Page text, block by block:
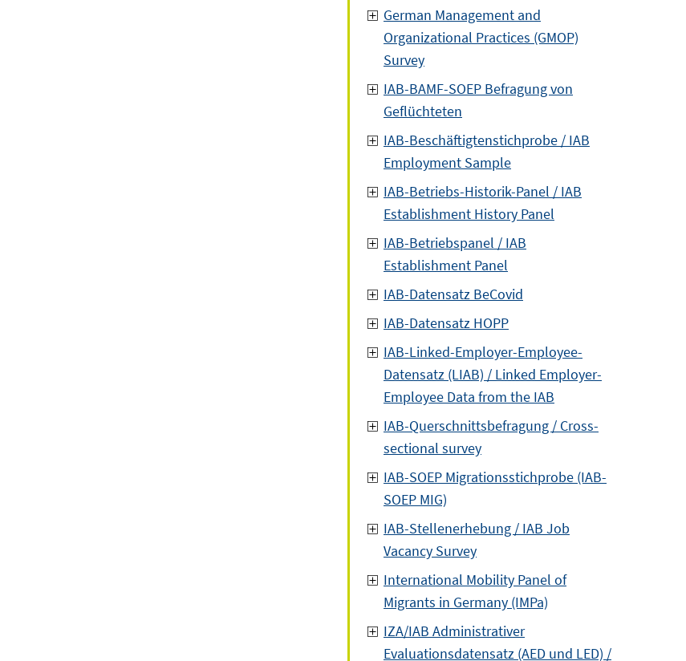
German Management and
Organizational Practices (GMOP)
Survey
IAB-BAMF-SOEP Befragung von
Geflüchteten
IAB-Beschäftigtenstichprobe / IAB
Employment Sample
IAB-Betriebs-Historik-Panel / IAB
Establishment History Panel
IAB-Betriebspanel / IAB
Establishment Panel
IAB-Datensatz BeCovid
IAB-Datensatz HOPP
IAB-Linked-Employer-Employee-
Datensatz (LIAB) / Linked Employer-
Employee Data from the IAB
IAB-Querschnittsbefragung / Cross-
sectional survey
IAB-SOEP Migrationsstichprobe (IAB-
SOEP MIG)
IAB-Stellenerhebung / IAB Job
Vacancy Survey
International Mobility Panel of
Migrants in Germany (IMPa)
IZA/IAB Administrativer
Evaluationsdatensatz (AED und LED) /